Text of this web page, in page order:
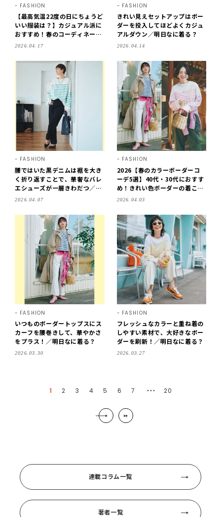
FASHION
【最高気温22度の日にちょうど
いい服装は？】カジュアル派に
おすすめ！春のコーディネート
10パターン
2026.04.17
FASHION
きれい見えセットアップはボー
ダーを投入してほどよくカジュ
アルダウン／明日なに着る？
2026.04.14
FASHION
腰ではいた黒デニムは裾を大き
く折り返すことで、華奢なバレ
エシューズが一層きわだつ／明
日なに着る？
2026.04.07
FASHION
2026【春のカラーボーダーコ
ーデ5選】40代・30代におすす
め！きれい色ボーダーの着こな
しを一挙紹介
2026.04.03
FASHION
いつものボーダートップスにス
カーフを腰巻きして、華やかさ
をプラス！／明日なに着る？
2026.03.30
FASHION
フレッシュなカラーと重ね着の
しやすい素材で、大好きなボー
ダーを刷新！／明日なに着る？
2026.03.27
1 2 3 4 5 6 7 ・・・ 20
連載コラム一覧
著者一覧